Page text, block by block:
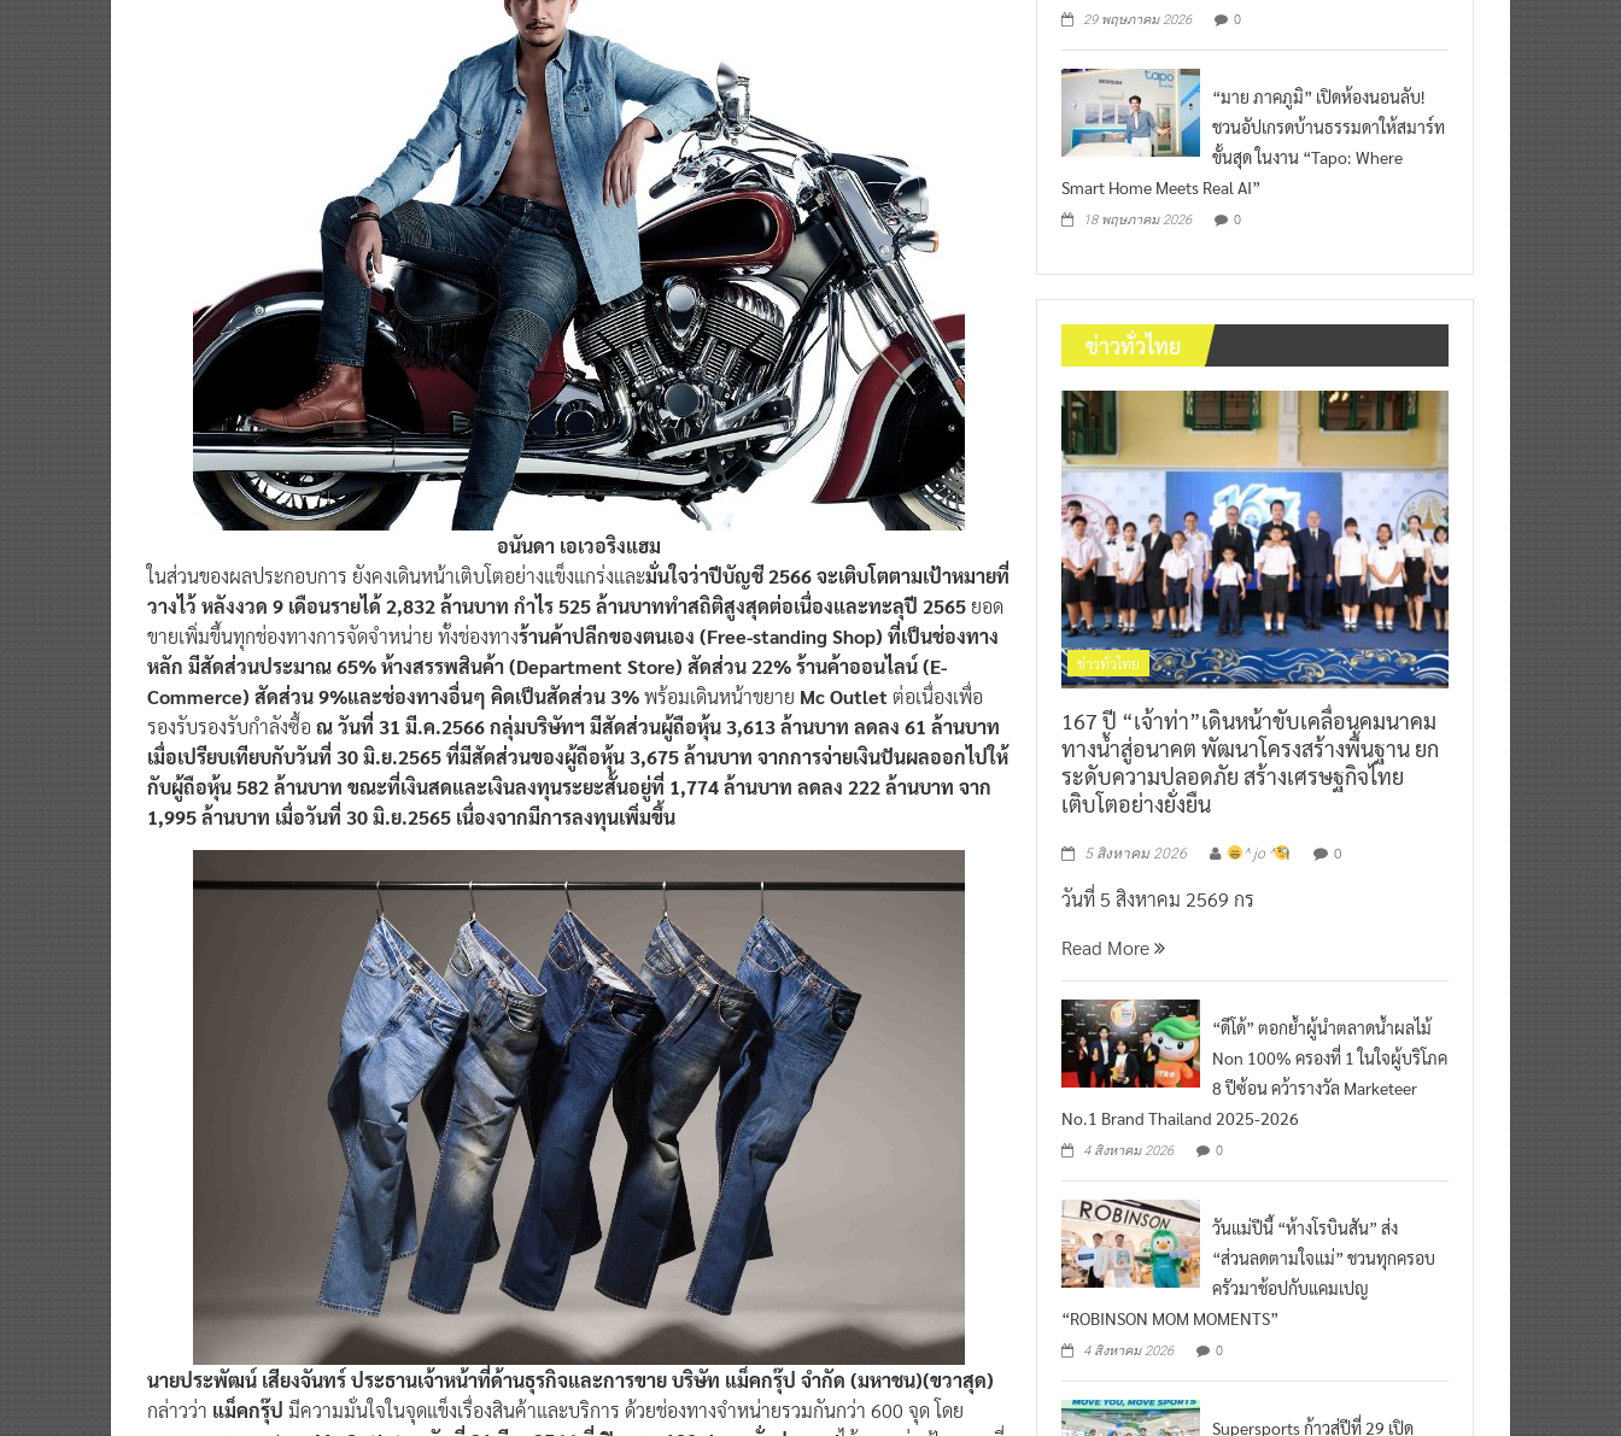
อนันดา เอเวอริงแฮม
ในส่วนของผลประกอบการ ยังคงเดินหน้าเติบโตอย่างแข็งแกร่งและมั่นใจว่าปีบัญชี 2566 จะเติบโตตามเป้าหมายที่
วางไว้ หลังงวด 9 เดือนรายได้ 2,832 ล้านบาท กำไร 525 ล้านบาททำสถิติสูงสุดต่อเนื่องและทะลุปี 2565 ยอด
ขายเพิ่มขึ้นทุกช่องทางการจัดจำหน่าย ทั้งช่องทางร้านค้าปลีกของตนเอง (Free-standing Shop) ที่เป็นช่องทาง
หลัก มีสัดส่วนประมาณ 65% ห้างสรรพสินค้า (Department Store) สัดส่วน 22% ร้านค้าออนไลน์ (E-
Commerce) สัดส่วน 9%และช่องทางอื่นๆ คิดเป็นสัดส่วน 3%พร้อมเดินหน้าขยาย Mc Outletต่อเนื่องเพื่อ
รองรับรองรับกำลังซื้อ ณ วันที่ 31 มี.ค.2566 กลุ่มบริษัทฯ มีสัดส่วนผู้ถือหุ้น 3,613 ล้านบาท ลดลง 61 ล้านบาท
เมื่อเปรียบเทียบกับวันที่ 30 มิ.ย.2565 ที่มีสัดส่วนของผู้ถือหุ้น 3,675 ล้านบาท จากการจ่ายเงินปันผลออกไปให้
กับผู้ถือหุ้น 582 ล้านบาท ขณะที่เงินสดและเงินลงทุนระยะสั้นอยู่ที่ 1,774 ล้านบาท ลดลง 222 ล้านบาท จาก
1,995 ล้านบาท เมื่อวันที่ 30 มิ.ย.2565 เนื่องจากมีการลงทุนเพิ่มขึ้น
นายประพัฒน์ เสียงจันทร์ ประธานเจ้าหน้าที่ด้านธุรกิจและการขาย บริษัท แม็คกรุ๊ป จำกัด (มหาชน)(ขวาสุด)
กล่าวว่า แม็คกรุ๊ป มีความมั่นใจในจุดแข็งเรื่องสินค้าและบริการ ด้วยช่องทางจำหน่ายรวมกันกว่า 600 จุด โดย
29 พฤษภาคม 2026 0
“มาย ภาคภูมิ” เปิดห้องนอนลับ!
ชวนอัปเกรดบ้านธรรมดาให้สมาร์ท
ขั้นสุด ในงาน “Tapo: Where
Smart Home Meets Real AI”
18 พฤษภาคม 2026 0
ข่าวทั่วไทย
ข่าวทั่วไทย
167 ปี “เจ้าท่า”เดินหน้าขับเคลื่อนคมนาคม
ทางน้ำสู่อนาคต พัฒนาโครงสร้างพื้นฐาน ยก
ระดับความปลอดภัย สร้างเศรษฐกิจไทย
เติบโตอย่างยั่งยืน
5 สิงหาคม 2026 ^ jo ^ 0
วันที่ 5 สิงหาคม 2569 กร
Read More
“ดีโด้” ตอกย้ำผู้นำตลาดน้ำผลไม้
Non 100% ครองที่ 1 ในใจผู้บริโภค
8 ปีซ้อน คว้ารางวัล Marketeer
No.1 Brand Thailand 2025-2026
4 สิงหาคม 2026 0
วันแม่ปีนี้ “ห้างโรบินสัน” ส่ง
“ส่วนลดตามใจแม่” ชวนทุกครอบ
ครัวมาช้อปกับแคมเปญ
“ROBINSON MOM MOMENTS”
4 สิงหาคม 2026 0
Supersports ก้าวสู่ปีที่ 29 เปิด